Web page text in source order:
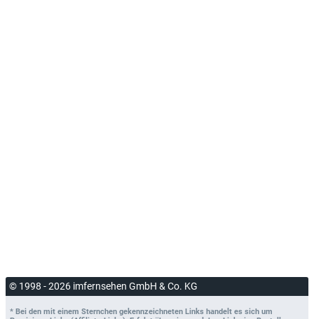
© 1998 - 2026 imfernsehen GmbH & Co. KG
* Bei den mit einem Sternchen gekennzeichneten Links handelt es sich um